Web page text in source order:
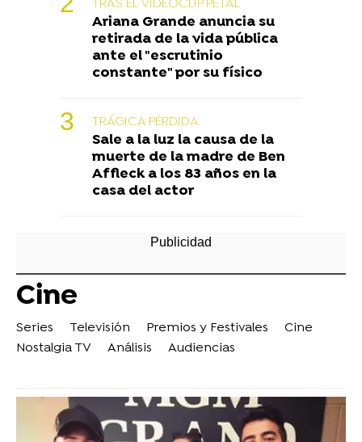
TRAS EL VIDEOCLIP PETAL
Ariana Grande anuncia su
retirada de la vida pública
ante el "escrutinio
constante" por su físico
TRÁGICA PÉRDIDA
Sale a la luz la causa de la
muerte de la madre de Ben
Affleck a los 83 años en la
casa del actor
Cine
Series Televisión Premios y Festivales
Cine
Nostalgia TV
Análisis Audiencias